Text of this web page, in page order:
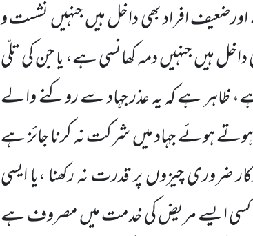
افراد بھی داخل ہیں جنہیں نشست و
ہیں جنہیں دمہ کھانسی ہے، یا جن کی تلّی
ظاہر ہے کہ یہ عذر جہاد سے روکنے والے
ہوئے جہاد میں شرکت نہ کرنا جائز ہے
ضروری چیزوں پر قدرت نہ رکھنا ،یا ایسی
کسی ایسے مریض کی خدمت میں مصروف ہے